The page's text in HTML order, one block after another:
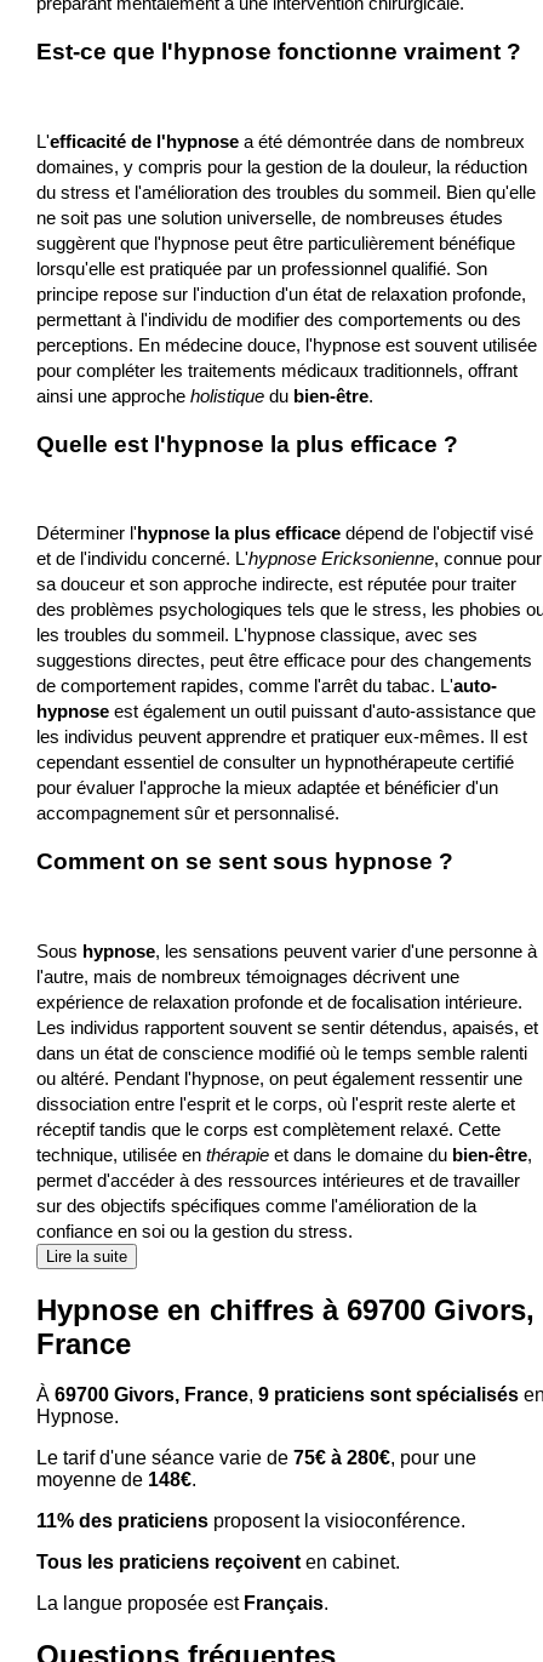
Est-ce que l'hypnose fonctionne vraiment ?
L'efficacité de l'hypnosea été démontrée dans de nombreux
domaines, y compris pour la gestion de la douleur, la réduction
du stress et l'amélioration des troubles du sommeil. Bien qu'elle
ne soit pas une solution universelle, de nombreuses études
suggèrent que l'hypnose peut être particulièrement bénéfique
lorsqu'elle est pratiquée par un professionnel qualifié. Son
principe repose sur l'induction d'un état de relaxation profonde,
permettant à l'individu de modifier des comportements ou des
perceptions. En médecine douce, l'hypnose est souvent utilisée
pour compléter les traitements médicaux traditionnels, offrant
ainsi une approche holistiquedu bien-être.
Quelle est l'hypnose la plus efficace ?
Déterminer l'hypnose la plus efficacedépend de l'objectif visé
et de l'individu concerné. L'hypnose Ericksonienne, connue pour
sa douceur et son approche indirecte, est réputée pour traiter
des problèmes psychologiques tels que le stress, les phobies
les troubles du sommeil. L'hypnose classique, avec ses
suggestions directes, peut être efficace pour des changements
de comportement rapides, comme l'arrêt du tabac. L'auto-
hypnoseest également un outil puissant d'auto-assistance que
les individus peuvent apprendre et pratiquer eux-mêmes. Il est
cependant essentiel de consulter un hypnothérapeute certifié
pour évaluer l'approche la mieux adaptée et bénéficier d'un
accompagnement sûr et personnalisé.
Comment on se sent sous hypnose ?
Sous hypnose, les sensations peuvent varier d'une personne à
l'autre, mais de nombreux témoignages décrivent une
expérience de relaxation profonde et de focalisation intérieure.
Les individus rapportent souvent se sentir détendus, apaisés, et
dans un état de conscience modifié où le temps semble ralenti
ou altéré. Pendant l'hypnose, on peut également ressentir une
dissociation entre l'esprit et le corps, où l'esprit reste alerte et
réceptif tandis que le corps est complètement relaxé. Cette
technique, utilisée en thérapieet dans le domaine du bien-être,
permet d'accéder à des ressources intérieures et de travailler
sur des objectifs spécifiques comme l'amélioration de la
confiance en soi ou la gestion du stress.
Lire la suite
Hypnose en chiffres à 69700 Givors,
France
À 69700 Givors, France, 9 praticiens sont spécialisés
Hypnose.
Le tarif d'une séance varie de 75€ à 280€, pour une
moyenne de 148€.
11% des praticiensproposent la visioconférence.
Tous les praticiens reçoiventen cabinet.
La langue proposée est Français.